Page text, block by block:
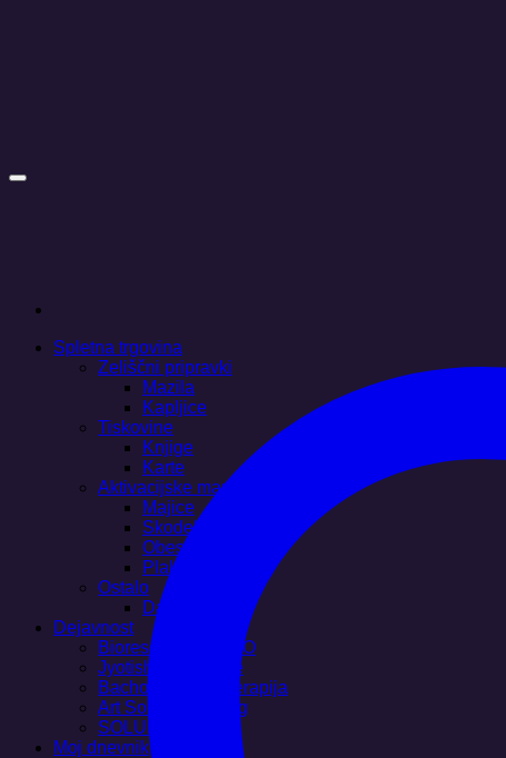
Spletna trgovina
Zeliščni pripravki
Mazila
Kapljice
Tiskovine
Knjige
Karte
Aktivacijske mandale
Majice
Skodelice
Obeski
Plakati
Ostalo
Darilni boni
Dejavnost
Bioresonanca SCIO
Jyotish svetovanje
Bachova cvetna terapija
Art Soluna Healing
SOLUNA DANCE
Moj dnevnik